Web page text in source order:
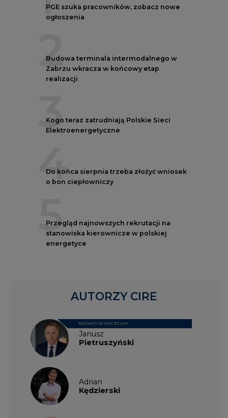
Budowa terminala intermodalnego w
3
Kogo teraz zatrudniają Polskie Sieci
4
Do końca sierpnia trzeba złożyć wniosek
5
Przegląd najnowszych rekrutacji na
Janusz
Pietruszyński
Adrian
Kędzierski
Grzegorz
Wiśniewski